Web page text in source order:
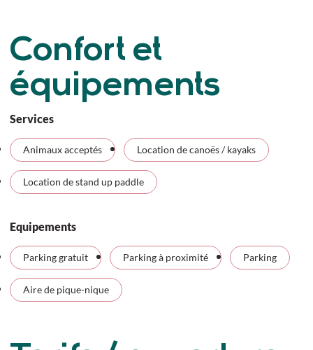
Confort et
équipements
Services
Animaux acceptés Location de canoës / kayaks
Location de stand up paddle
Equipements
Parking gratuit Parking à proximité Parking
Aire de pique-nique